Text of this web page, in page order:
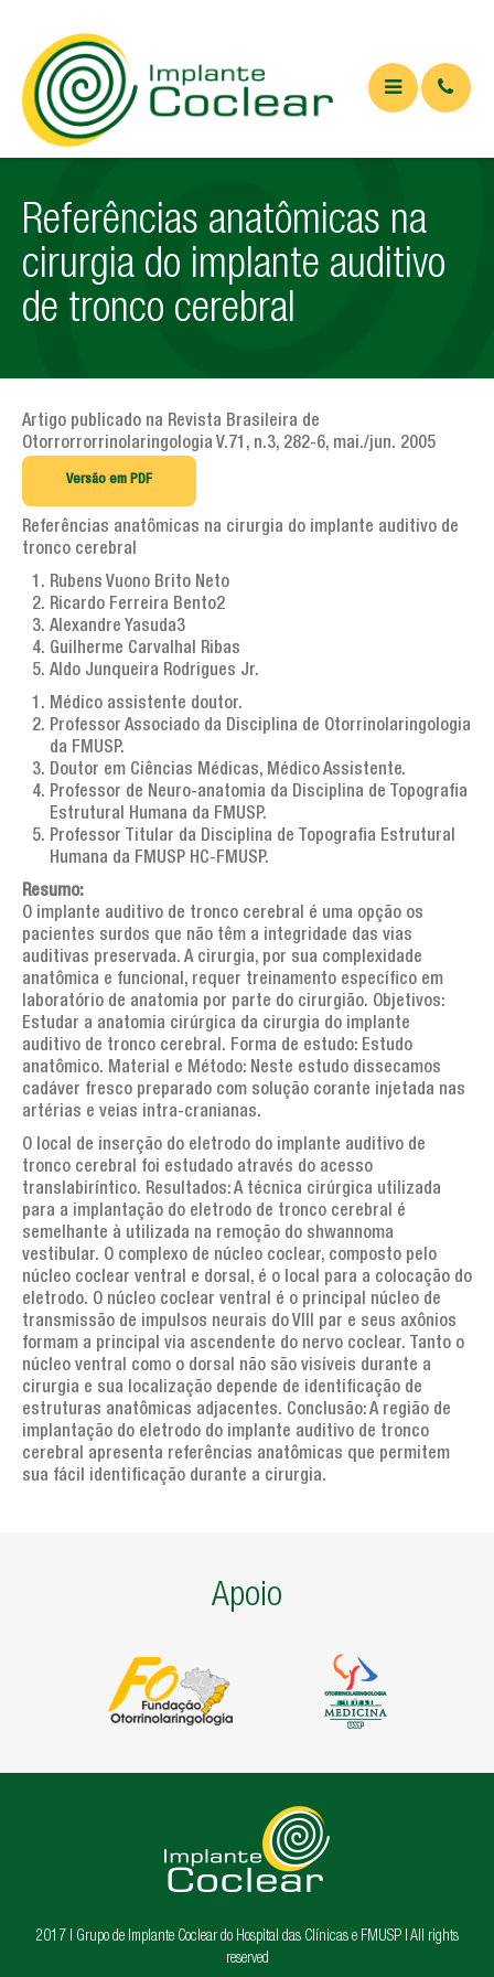
O QUE É
Implante coclear
Implante de tronco cerebral
Artigos Médicos
Artigos de interesse geral
AGENDA
TESTEMUNHOS
PERGUNTAS FREQUENTES
LINKS
CONTATOS
Referências anatômicas na
cirurgia do implante auditivo
de tronco cerebral
Artigo publicado na Revista Brasileira de
Otorrorrorrinolaringologia V.71, n.3, 282-6, mai./jun. 2005
Versão em PDF
Referências anatômicas na cirurgia do implante auditivo de
tronco cerebral
Rubens Vuono Brito Neto
Ricardo Ferreira Bento2
Alexandre Yasuda3
Guilherme Carvalhal Ribas
Aldo Junqueira Rodrigues Jr.
Médico assistente doutor.
Professor Associado da Disciplina de Otorrinolaringologia
da FMUSP.
Doutor em Ciências Médicas, Médico Assistente.
Professor de Neuro-anatomia da Disciplina de Topografia
Estrutural Humana da FMUSP.
Professor Titular da Disciplina de Topografia Estrutural
Humana da FMUSP HC-FMUSP.
Resumo:
O implante auditivo de tronco cerebral é uma opção os
pacientes surdos que não têm a integridade das vias
auditivas preservada. A cirurgia, por sua complexidade
anatômica e funcional, requer treinamento específico em
laboratório de anatomia por parte do cirurgião. Objetivos:
Estudar a anatomia cirúrgica da cirurgia do implante
auditivo de tronco cerebral. Forma de estudo: Estudo
anatômico. Material e Método: Neste estudo dissecamos
cadáver fresco preparado com solução corante injetada nas
artérias e veias intra-cranianas.
O local de inserção do eletrodo do implante auditivo de
tronco cerebral foi estudado através do acesso
translabiríntico. Resultados: A técnica cirúrgica utilizada
para a implantação do eletrodo de tronco cerebral é
semelhante à utilizada na remoção do shwannoma
vestibular. O complexo de núcleo coclear, composto pelo
núcleo coclear ventral e dorsal, é o local para a colocação do
eletrodo. O núcleo coclear ventral é o principal núcleo de
transmissão de impulsos neurais do VIII par e seus axônios
formam a principal via ascendente do nervo coclear. Tanto o
núcleo ventral como o dorsal não são visíveis durante a
cirurgia e sua localização depende de identificação de
estruturas anatômicas adjacentes. Conclusão: A região de
implantação do eletrodo do implante auditivo de tronco
cerebral apresenta referências anatômicas que permitem
sua fácil identificação durante a cirurgia.
Apoio
2017 | Grupo de Implante Coclear do Hospital das Clínicas e FMUSP | All rights
reserved